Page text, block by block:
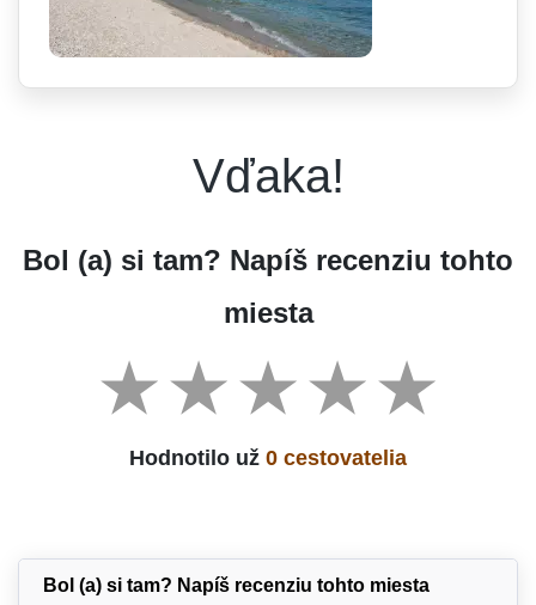
Vďaka!
Bol (a) si tam? Napíš recenziu tohto
miesta
Hodnotilo už 0 cestovatelia
Bol (a) si tam? Napíš recenziu tohto miesta